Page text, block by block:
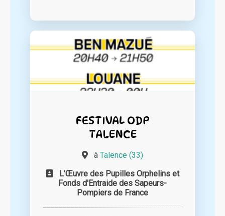
FESTIVAL ODP
TALENCE
à Talence (33)
L’Œuvre des Pupilles Orphelins et
Fonds d'Entraide des Sapeurs-
Pompiers de France